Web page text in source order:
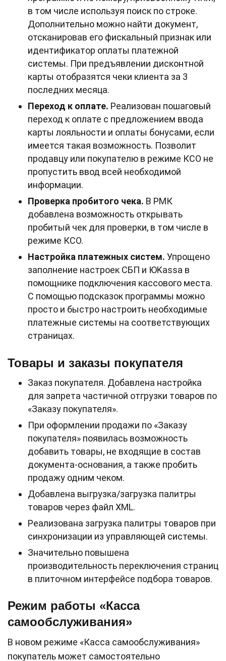
в том числе используя поиск по строке.
Дополнительно можно найти документ,
отсканировав его фискальный признак или
идентификатор оплаты платежной
системы. При предъявлении дисконтной
карты отобразятся чеки клиента за 3
последних месяца.
Переход к оплате. Реализован пошаговый
переход к оплате с предложением ввода
карты лояльности и оплаты бонусами, если
имеется такая возможность. Позволит
продавцу или покупателю в режиме КСО не
пропустить ввод всей необходимой
информации.
Проверка пробитого чека. В РМК
добавлена возможность открывать
пробитый чек для проверки, в том числе в
режиме КСО.
Настройка платежных систем. Упрощено
заполнение настроек СБП и ЮKassa в
помощнике подключения кассового места.
С помощью подсказок программы можно
просто и быстро настроить необходимые
платежные системы на соответствующих
страницах.
Товары и заказы покупателя
Заказ покупателя. Добавлена настройка
для запрета частичной отгрузки товаров по
«Заказу покупателя».
При оформлении продажи по «Заказу
покупателя» появилась возможность
добавить товары, не входящие в состав
документа-основания, а также пробить
продажу одним чеком.
Добавлена выгрузка/загрузка палитры
товаров через файл XML.
Реализована загрузка палитры товаров при
синхронизации из управляющей системы.
Значительно повышена
производительность переключения страниц
в плиточном интерфейсе подбора товаров.
Режим работы «Касса
самообслуживания»
В новом режиме «Касса самообслуживания»
покупатель может самостоятельно